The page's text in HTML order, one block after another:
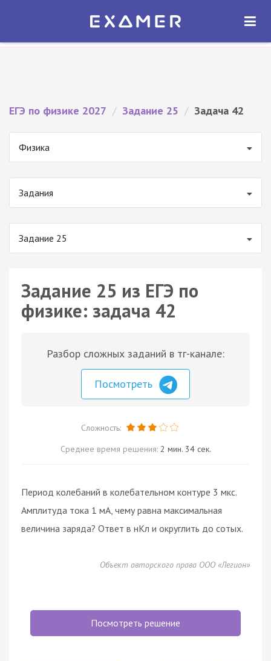
Экзамер — ЕГЭ 2027
ОТКРЫТЬ
ЕГЭ по физике 2027 / Задание 25 / Задача 42
Физика
Задания
Задание 25
Задание 25 из ЕГЭ по
физике: задача 42
Разбор сложных заданий в тг-канале:
Посмотреть
Сложность:
Среднее время решения: 2 мин. 34 сек.
Период колебаний в колебательном контуре 3 мкс.
Амплитуда тока 1 мА, чему равна максимальная
величина заряда? Ответ в нКл и округлить до сотых.
Объект авторского права ООО «Легион»
Посмотреть решение